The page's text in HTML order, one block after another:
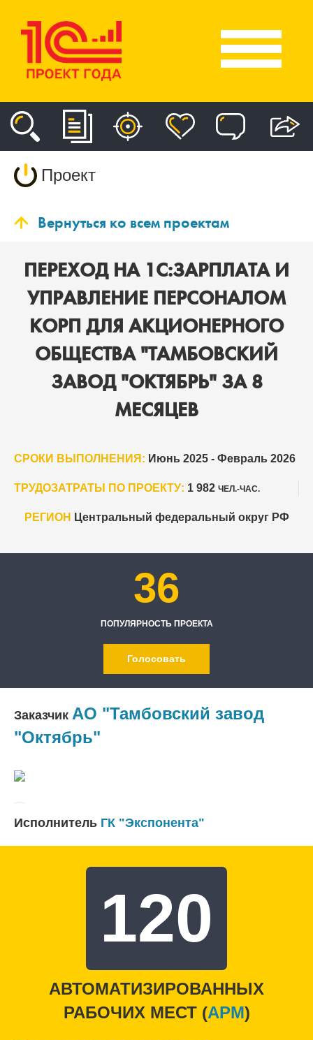
Проект
Вернуться ко всем проектам
ПЕРЕХОД НА 1С:ЗАРПЛАТА И
УПРАВЛЕНИЕ ПЕРСОНАЛОМ
КОРП ДЛЯ АКЦИОНЕРНОГО
ОБЩЕСТВА "ТАМБОВСКИЙ
ЗАВОД "ОКТЯБРЬ" ЗА 8
МЕСЯЦЕВ
СРОКИ ВЫПОЛНЕНИЯ: Июнь 2025 - Февраль 2026
ТРУДОЗАТРАТЫ ПО ПРОЕКТУ: 1 982 ЧЕЛ.-ЧАС.
РЕГИОН Центральный федеральный округ РФ
36
ПОПУЛЯРНОСТЬ ПРОЕКТА
Голосовать
Заказчик АО "Тамбовский завод
"Октябрь"
Исполнитель ГК "Экспонента"
120
АВТОМАТИЗИРОВАННЫХ
РАБОЧИХ МЕСТ (APM)